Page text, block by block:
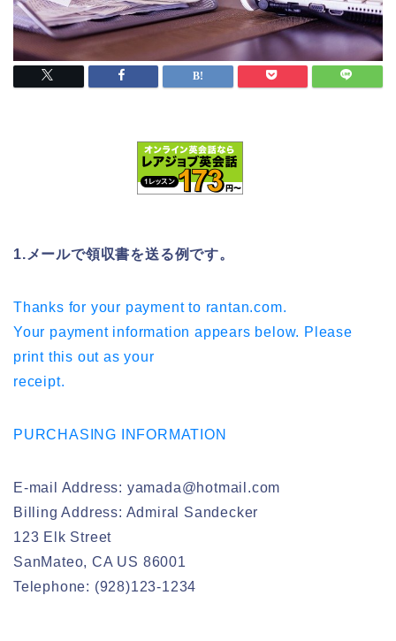
1.メールで領収書を送る例です。
Thanks for your payment to rantan.com.
Your payment information appears below. Please
print this out as your
receipt.
PURCHASING INFORMATION
E-mail Address: yamada@hotmail.com
Billing Address: Admiral Sandecker
123 Elk Street
SanMateo, CA US 86001
Telephone: (928)123-1234